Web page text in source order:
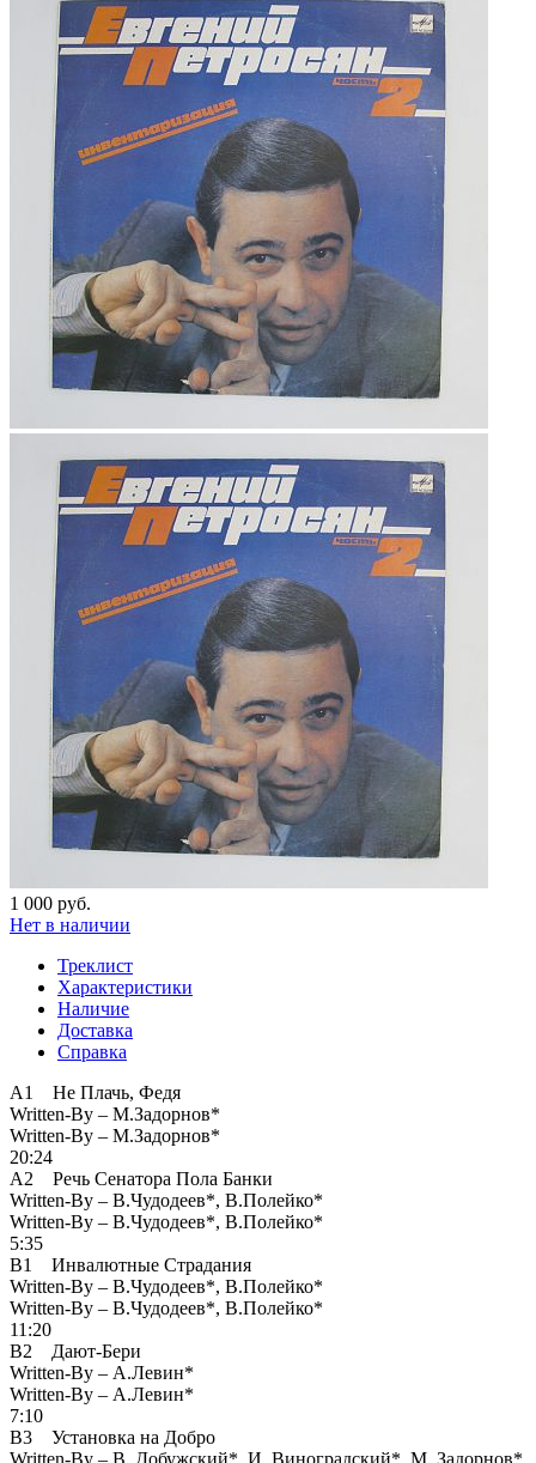
1 000 руб.
Нет в наличии
Треклист
Характеристики
Наличие
Доставка
Справка
A1 Не Плачь, Федя
Written-By – М.Задорнов*
Written-By – М.Задорнов*
20:24
A2 Речь Сенатора Пола Банки
Written-By – В.Чудодеев*, В.Полейко*
Written-By – В.Чудодеев*, В.Полейко*
5:35
B1 Инвалютные Страдания
Written-By – В.Чудодеев*, В.Полейко*
Written-By – В.Чудодеев*, В.Полейко*
11:20
B2 Дают-Бери
Written-By – А.Левин*
Written-By – А.Левин*
7:10
B3 Установка на Добро
Written-By – В. Добужский*, И. Виноградский*, М. Задорнов*